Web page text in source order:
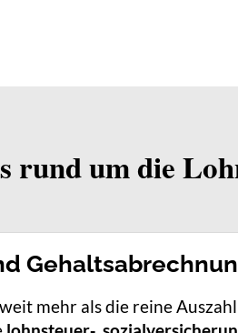
rund um die
mehr als die reine